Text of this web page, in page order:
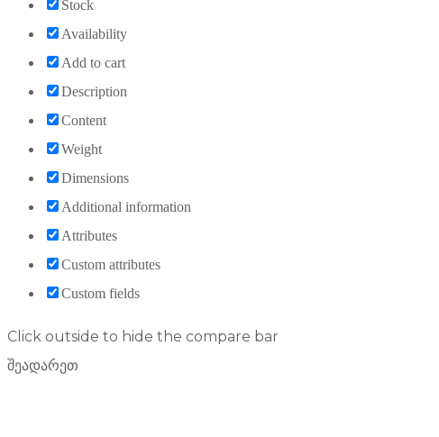
Stock
Availability
Add to cart
Description
Content
Weight
Dimensions
Additional information
Attributes
Custom attributes
Custom fields
Click outside to hide the compare bar
შეადარეთ